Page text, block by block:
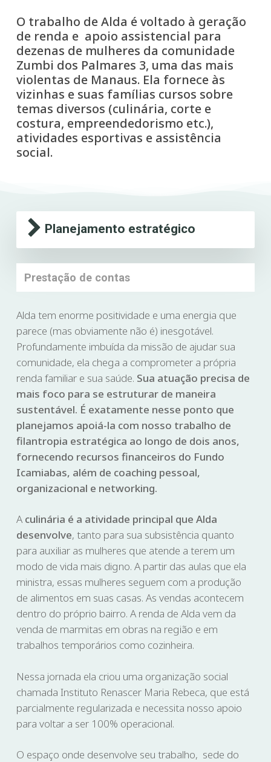
O trabalho de Alda é voltado à geração
de renda e apoio assistencial para
dezenas de mulheres da comunidade
Zumbi dos Palmares 3, uma das mais
violentas de Manaus. Ela fornece às
vizinhas e suas famílias cursos sobre
temas diversos (culinária, corte e
costura, empreendedorismo etc.),
atividades esportivas e assistência
social.
Planejamento estratégico
Prestação de contas
Alda tem enorme positividade e uma energia que
parece (mas obviamente não é) inesgotável.
Profundamente imbuída da missão de ajudar sua
comunidade, ela chega a comprometer a própria
renda familiar e sua saúde. Sua atuação precisa de
mais foco para se estruturar de maneira
sustentável. É exatamente nesse ponto que
planejamos apoiá-la com nosso trabalho de
filantropia estratégica ao longo de dois anos,
fornecendo recursos financeiros do Fundo
Icamiabas, além de coaching pessoal,
organizacional e networking.
A culinária é a atividade principal que Alda
desenvolve, tanto para sua subsistência quanto
para auxiliar as mulheres que atende a terem um
modo de vida mais digno. A partir das aulas que ela
ministra, essas mulheres seguem com a produção
de alimentos em suas casas. As vendas acontecem
dentro do próprio bairro. A renda de Alda vem da
venda de marmitas em obras na região e em
trabalhos temporários como cozinheira.
Nessa jornada ela criou uma organização social
chamada Instituto Renascer Maria Rebeca, que está
parcialmente regularizada e necessita nosso apoio
para voltar a ser 100% operacional.
O espaço onde desenvolve seu trabalho, sede do